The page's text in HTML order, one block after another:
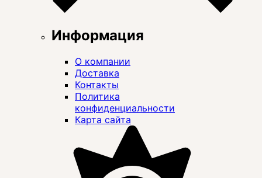
Информация
О компании
Доставка
Контакты
Политика
конфиденциальности
Карта сайта